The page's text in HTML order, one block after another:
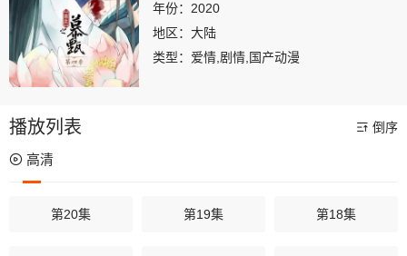
年份： 2020
地区： 大陆
类型： 爱情,剧情,国产动漫
播放列表 倒序
高清
第20集 第19集 第18集